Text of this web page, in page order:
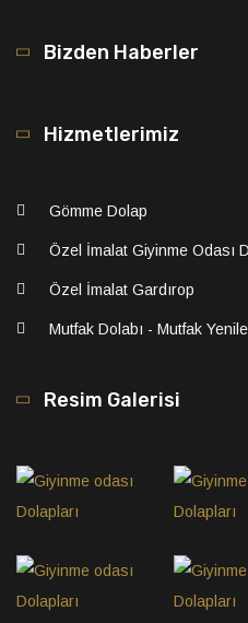
Bizden Haberler
Hizmetlerimiz
Gömme Dolap
Özel İmalat Giyinme Odası
Özel İmalat Gardırop
Mutfak Dolabı - Mutfak
Resim Galerisi